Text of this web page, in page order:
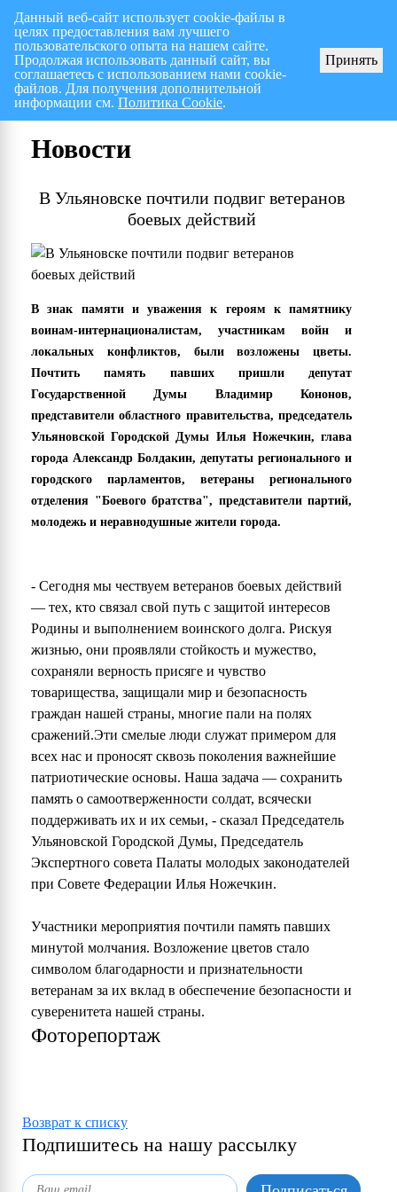
Перспективный план работ на I полугодие 2026 г.
Новости
В Ульяновске почтили подвиг ветеранов
боевых действий
В знак памяти и уважения к героям к памятнику
воинам-интернационалистам, участникам войн и
локальных конфликтов, были возложены цветы.
Почтить память павших пришли депутат
Государственной Думы Владимир Кононов,
представители областного правительства, председатель
Ульяновской Городской Думы Илья Ножечкин, глава
города Александр Болдакин, депутаты регионального и
городского парламентов, ветераны регионального
отделения "Боевого братства", представители партий,
молодежь и неравнодушные жители города.
- Сегодня мы чествуем ветеранов боевых действий
— тех, кто связал свой путь с защитой интересов
Родины и выполнением воинского долга. Рискуя
жизнью, они проявляли стойкость и мужество,
сохраняли верность присяге и чувство
товарищества, защищали мир и безопасность
граждан нашей страны, многие пали на полях
сражений.Эти смелые люди служат примером для
всех нас и проносят сквозь поколения важнейшие
патриотические основы. Наша задача — сохранить
память о самоотверженности солдат, всячески
поддерживать их и их семьи, - сказал Председатель
Ульяновской Городской Думы, Председатель
Экспертного совета Палаты молодых законодателей
при Совете Федерации Илья Ножечкин.
Участники мероприятия почтили память павших
минутой молчания. Возложение цветов стало
символом благодарности и признательности
ветеранам за их вклад в обеспечение безопасности и
суверенитета нашей страны.
Фоторепортаж
Возврат к списку
Подпишитесь на нашу рассылку
Данный веб-сайт использует cookie-файлы в
целях предоставления вам лучшего
пользовательского опыта на нашем сайте.
Продолжая использовать данный сайт, вы
соглашаетесь с использованием нами cookie-
файлов. Для получения дополнительной
информации см.Политика Cookie.
Принять